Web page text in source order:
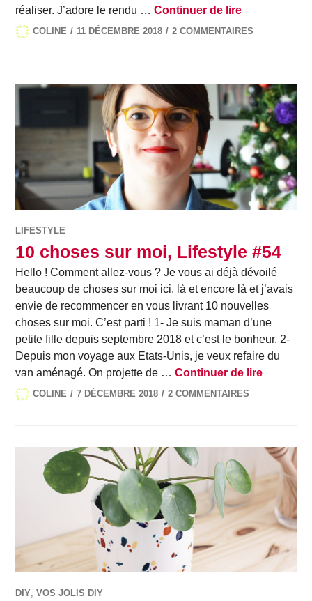
réaliser. J’adore le rendu …Continuer de lireMes objets
COLINE 11 DÉCEMBRE 2018 2 COMMENTAIRES
LIFESTYLE
10 choses sur moi, Lifestyle #54
Hello ! Comment allez-vous ? Je vous ai déjà dévoilé
beaucoup de choses sur moi ici, là et encore là et j’avais
envie de recommencer en vous livrant 10 nouvelles
choses sur moi. C’est parti ! 1- Je suis maman d’une
petite fille depuis septembre 2018 et c’est le bonheur. 2-
Depuis mon voyage aux Etats-Unis, je veux refaire du
van aménagé. On projette de …Continuer de lire10
COLINE 7 DÉCEMBRE 2018 2 COMMENTAIRES
DIY,VOS JOLIS DIY